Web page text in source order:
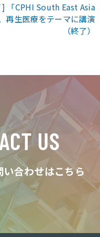
「CPHI South East Asia
再生医療をテーマに講演
（終了）
US
合わせはこちら